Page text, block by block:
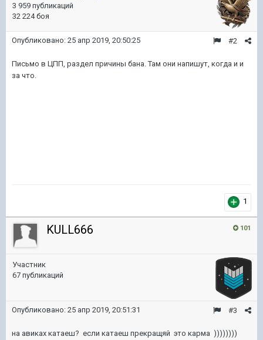
3 959 публикаций
32 224 боя
#2
Опубликовано: 25 апр 2019, 20:50:25
Письмо в ЦПП, раздел причины бана. Там они напишут, когда и и
за что.
1
101
KULL666
Участник
67 публикаций
#3
Опубликовано: 25 апр 2019, 20:51:31
на авиках катаеш? если катаеш прекращяй это карма ))))))))